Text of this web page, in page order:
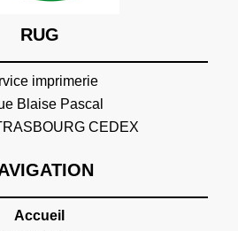
RUG
imprimerie
Blaise Pascal
CEDEX
Accueil